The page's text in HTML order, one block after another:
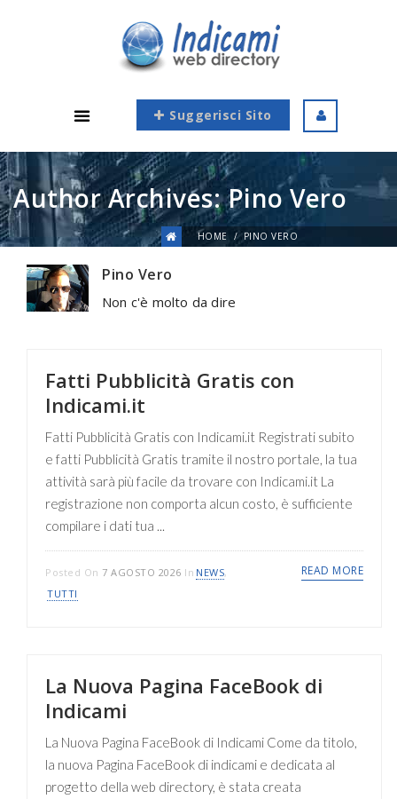
Suggerisci Sito
Author Archives: Pino Vero
HOME PINO VERO
Pino Vero
Non c'è molto da dire
Fatti Pubblicità Gratis con
Indicami.it
Fatti Pubblicità Gratis con Indicami.it Registrati subito
e fatti Pubblicità Gratis tramite il nostro portale, la tua
attività sarà più facile da trovare con Indicami.it La
registrazione non comporta alcun costo, è sufficiente
compilare i dati tua ...
Posted On 7 AGOSTO 2026 In NEWS,
TUTTI
READ MORE
La Nuova Pagina FaceBook di
Indicami
La Nuova Pagina FaceBook di Indicami Come da titolo,
la nuova Pagina FaceBook di indicami e dedicata al
progetto della web directory, è stata creata